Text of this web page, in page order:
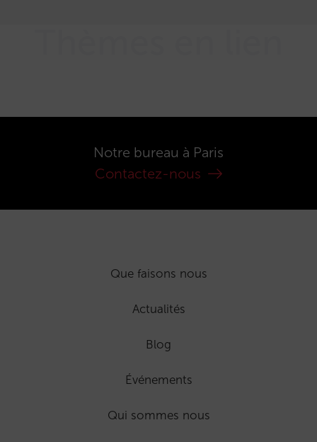
Notre bureau à Paris
Contactez-nous
Que faisons nous
Actualités
Blog
Événements
Qui sommes nous